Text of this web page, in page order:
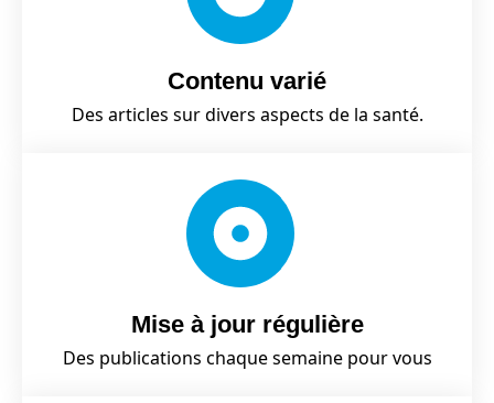
Contenu varié
Des articles sur divers aspects de la santé.
Mise à jour régulière
Des publications chaque semaine pour vous